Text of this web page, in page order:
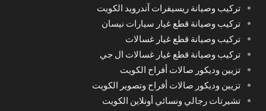
تركيب وصيانة ريسيفرات آندرويد الكويت
تركيب وصيانة قطع غيار سيارات نيسان
تركيب وصيانة قطع غيار غسالات
تركيب وصيانة قطع غيار غسالات ال جي
تزيين وديكور صالات أفراح الكويت
تزيين وديكور صالات أفراح وتصوير الكويت
تشيرتات رجالي ونسائي أونلاين الكويت